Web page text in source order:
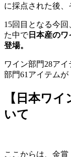
に採点された後、
15回目となる今
た中で日本産のワ
登場。
ワイン部門28ア
部門61アイテムが
【日本ワ
いて
ここからは、金